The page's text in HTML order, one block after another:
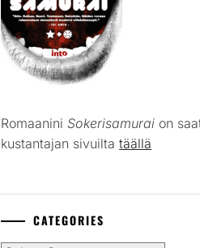
RomaaniniSokerisamurai on
kustantajan sivuiltatäällä
CATEGORIES